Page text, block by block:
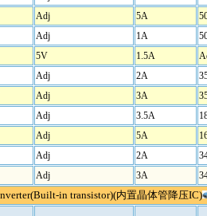
Adj 5A
Adj 1A
5V 1.5A
Adj 2A
Adj 3A
Adj 3.5A
Adj 5A
Adj 2A
Adj 3A
in transistor)(内置晶体管降压IC)